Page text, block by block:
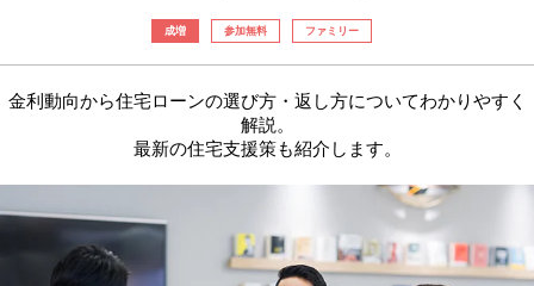
成増 参加無料 ファミリー
金利動向から住宅ローンの選び方・返し方についてわかりやすく
解説。
最新の住宅支援策も紹介します。